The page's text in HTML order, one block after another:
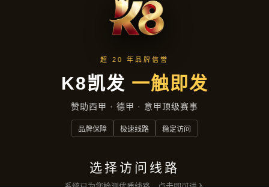
新闻视窗
首页 新闻视窗